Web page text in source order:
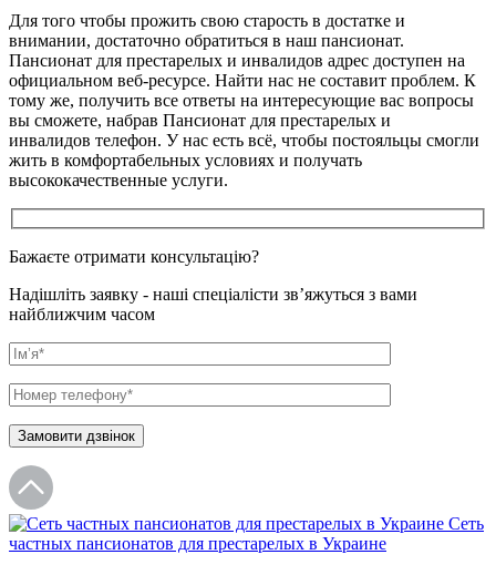
Для того чтобы прожить свою старость в достатке и
внимании, достаточно обратиться в наш пансионат.
Пансионат для престарелых и инвалидов адрес доступен на
официальном веб-ресурсе. Найти нас не составит проблем. К
тому же, получить все ответы на интересующие вас вопросы
вы сможете, набрав Пансионат для престарелых и
инвалидов телефон. У нас есть всё, чтобы постояльцы смогли
жить в комфортабельных условиях и получать
высококачественные услуги.
Бажаєте отримати консультацію?
Надішліть заявку - наші спеціалісти зв’яжуться з вами
найближчим часом
Сеть
частных пансионатов для престарелых в Украине